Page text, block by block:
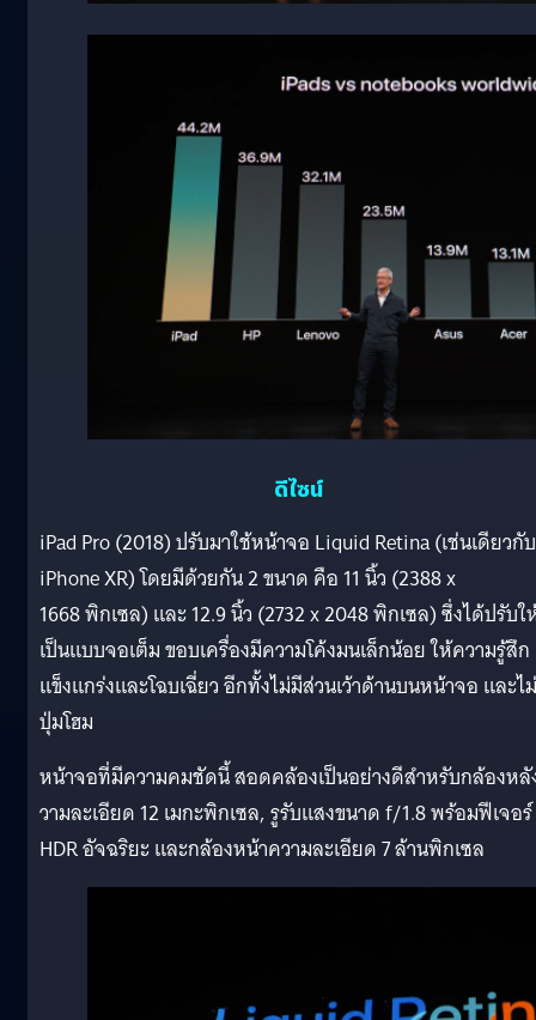
ดีไซน์
iPad Pro (2018) ปรับมาใช้หน้าจอ Liquid Retina (เช่นเดียวกับ
iPhone XR) โดยมีด้วยกัน 2 ขนาด คือ 11 นิ้ว (2388 x
1668พิกเซล) และ 12.9 นิ้ว (2732 x 2048พิกเซล) ซึ่งได้ปรับใ
เป็นแบบจอเต็ม ขอบเครื่องมีความโค้งมนเล็กน้อย ให้ความรู้สึก
แข็งแกร่งและโฉบเฉี่ยว อีกทั้งไม่มีส่วนเว้าด้านบนหน้าจอ และไ
ปุ่มโฮม
หน้าจอที่มีความคมชัดนี้ สอดคล้องเป็นอย่างดีสำหรับกล้องห
วามละเอียด 12 เมกะพิกเซล, รูรับแสงขนาด f/1.8 พร้อมฟีเจอร์
HDR อัจฉริยะ และกล้องหน้าความละเอียด 7 ล้านพิกเซล